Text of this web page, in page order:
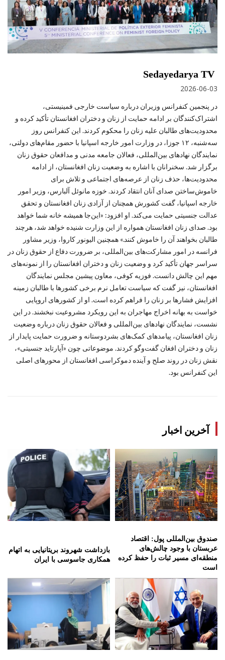
Sedayedarya TV
2026-06-03
در پنجمین کنفرانس وزیران درباره سیاست خارجی فمینیستی،
اشتراک‌کنندگان بر ادامه حمایت از زنان و دختران افغانستان تأکید کرده و
محدودیت‌های طالبان علیه زنان را محکوم کردند. این کنفرانس روز
سه‌شنبه، ۱۲ جوزا، در وزارت امور خارجه اسپانیا با حضور مقام‌های دولتی،
نمایندگان نهادهای بین‌المللی، فعالان جامعه مدنی و مدافعان حقوق زنان
برگزار شد. سخنرانان با اشاره به وضعیت زنان افغانستان، از ادامه
محدودیت‌ها، حذف زنان از عرصه‌های اجتماعی و تلاش برای
خاموش‌ساختن صدای آنان انتقاد کردند. خوزه مانوئل آلبارس، وزیر امور
خارجه اسپانیا، گفت کشورش همچنان از آزادی زنان افغانستان و تحقق
عدالت جنسیتی حمایت می‌کند. او افزود: «این‌جا همیشه خانه شما خواهد
بود. صدای زنان افغانستان همواره از این وزارت شنیده خواهد شد، هرچند
طالبان بخواهند آن را خاموش کنند.» همچنین الیونور کاروا، وزیر مشاور
فرانسه در امور مشارکت‌های بین‌المللی، بر ضرورت دفاع از حقوق زنان در
سراسر جهان تأکید کرد و وضعیت زنان و دختران افغانستان را از نمونه‌های
مهم این چالش دانست. فوزیه کوفی، معاون پیشین مجلس نمایندگان
افغانستان، نیز گفت که سیاست تعامل نرم برخی کشورها با طالبان زمینه
افزایش فشارها بر زنان را فراهم کرده است. او از کشورهای اروپایی
خواست به بهانه اخراج مهاجران به این رویکرد مشروعیت نبخشند. در این
نشست، نمایندگان نهادهای بین‌المللی و فعالان حقوق زنان درباره وضعیت
زنان افغانستان، پیامدهای کمک‌های بشردوستانه و ضرورت حمایت پایدار از
زنان و دختران افغان گفت‌وگو کردند. موضوعاتی چون «آپارتاید جنسیتی»،
نقش زنان در روند صلح و آینده دموکراسی افغانستان از محورهای اصلی
این کنفرانس بود.
آخرین اخبار
صندوق بین‌المللی پول: اقتصاد
عربستان با وجود چالش‌های
منطقه‌ای مسیر ثبات را حفظ کرده
است
بازداشت شهروند بریتانیایی به اتهام
همکاری جاسوسی با ایران